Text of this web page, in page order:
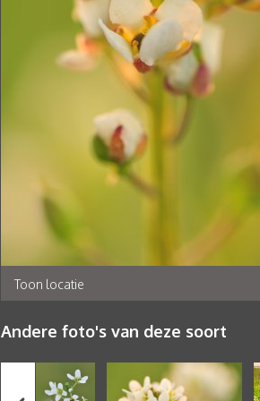
Toon locatie
Andere foto's van deze soort